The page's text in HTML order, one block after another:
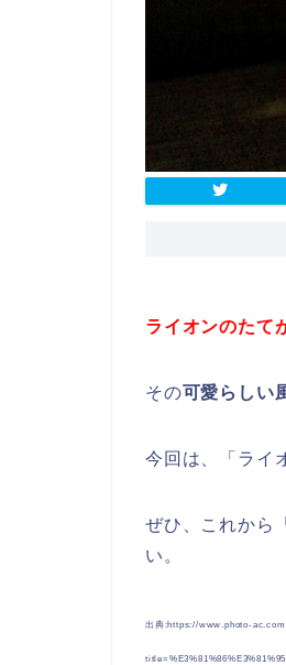
ライオンのたて
その可愛らしい
今回は、「ライ
ぜひ、これから
い。
出典:https://www.photo-